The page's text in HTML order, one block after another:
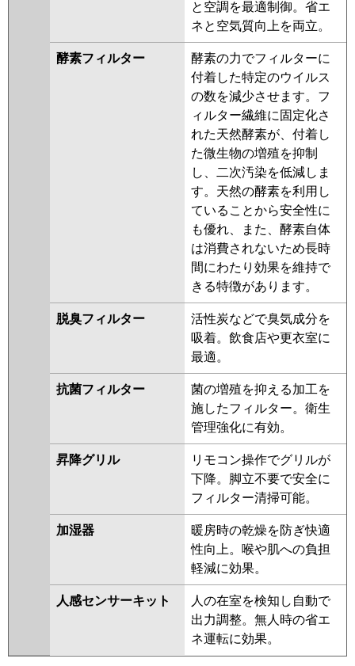
と空調を最適制御。省エ
ネと空気質向上を両立。
酵素フィルター
酵素の力でフィルターに
付着した特定のウイルス
の数を減少させます。フ
ィルター繊維に固定化さ
れた天然酵素が、付着し
た微生物の増殖を抑制
し、二次汚染を低減しま
す。天然の酵素を利用し
ていることから安全性に
も優れ、また、酵素自体
は消費されないため長時
間にわたり効果を維持で
きる特徴があります。
脱臭フィルター
活性炭などで臭気成分を
吸着。飲食店や更衣室に
最適。
抗菌フィルター
菌の増殖を抑える加工を
施したフィルター。衛生
管理強化に有効。
昇降グリル
リモコン操作でグリルが
下降。脚立不要で安全に
フィルター清掃可能。
加湿器
暖房時の乾燥を防ぎ快適
性向上。喉や肌への負担
軽減に効果。
人感センサーキット
人の在室を検知し自動で
出力調整。無人時の省エ
ネ運転に効果。